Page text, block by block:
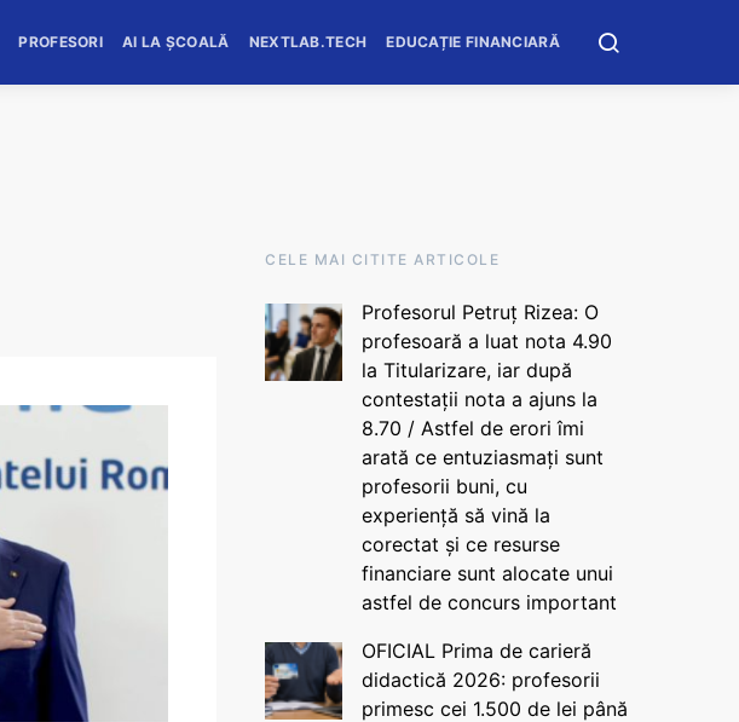
PROFESORI AI LA ȘCOALĂ NEXTLAB.TECH EDUCAȚIE FINANCIARĂ
CELE MAI CITITE ARTICOLE
Profesorul Petruț Rizea: O
profesoară a luat nota 4.90
la Titularizare, iar după
contestații nota a ajuns la
8.70 / Astfel de erori îmi
arată ce entuziasmați sunt
profesorii buni, cu
experiență să vină la
corectat și ce resurse
financiare sunt alocate unui
astfel de concurs important
OFICIAL Prima de carieră
didactică 2026: profesorii
primesc cei 1.500 de lei până